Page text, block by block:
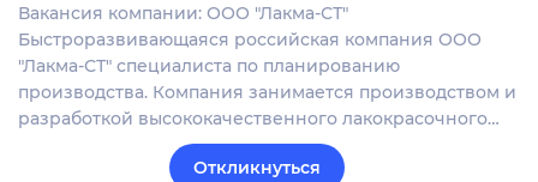
Вакансия компании: ООО "Лакма-СТ"
Быстроразвивающаяся российская компания ООО
"Лакма-СТ" специалиста по планированию
производства. Компания занимается производством и
разработкой высококачественного лакокрасочного…
Откликнуться